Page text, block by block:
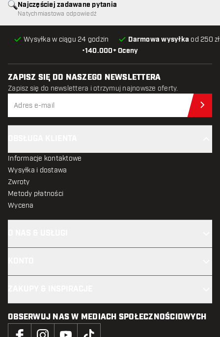
•140.000+ Oceny
Wysyłka w ciągu 24 godzin Darmowa wysyłka od 250
Najczęściej zadawane pytania
Natychmiastowa odpowiedź
ZAPISZ SIĘ DO NASZEGO NEWSLETTERA
Zapisz się do newslettera i otrzymuj najnowsze oferty.
Informacje kontaktowe
Wysyłka i dostawa
Zwroty
Metody płatności
Wycena
OBSERWUJ NAS W MEDIACH SPOŁECZNOŚCIOWYCH